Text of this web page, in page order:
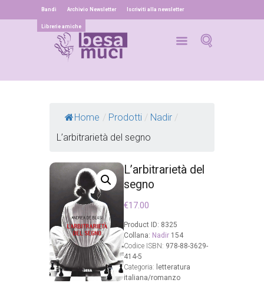
Bandi Archivio Newsletter Iscriviti alla newsletter
Librerie amiche
Home / Prodotti / Nadir /
L’arbitrarietà del segno
L’arbitrarietà del
segno
€17.00
Product ID: 8325
Collana: Nadir 154
Codice ISBN: 978-88-3629-
414-5
Categoria: letteratura
italiana/romanzo